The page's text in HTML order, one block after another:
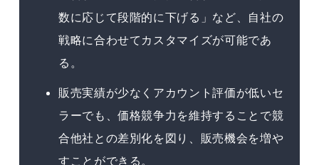
数に応じて段階的に下げる」など、自社の
戦略に合わせてカスタマイズが可能であ
る。
販売実績が少なくアカウント評価が低いセ
ラーでも、価格競争力を維持することで競
合他社との差別化を図り、販売機会を増や
すことができる。